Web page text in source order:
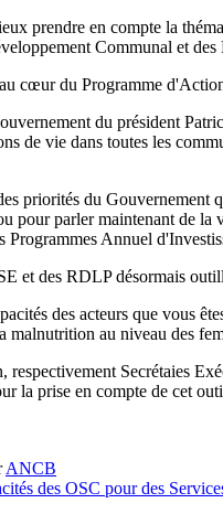
prendre en compte la
Communal et
cœur du Programme
du président
de vie dans toutes les
priorités du Gouvernement
pour parler maintenant de
Programmes Annuel
et des RDLP désormais
des acteurs que vous
malnutrition au niveau des
respectivement Secrétaies
la prise en compte de cet
ANCB